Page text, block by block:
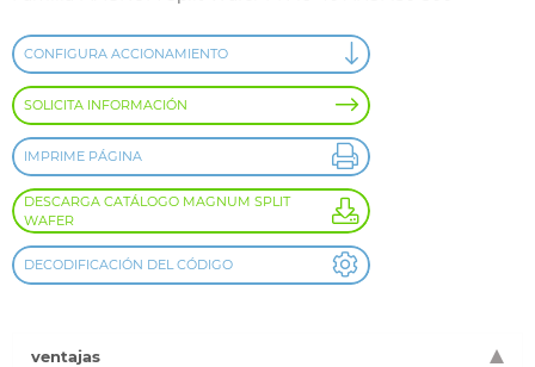
CONFIGURA ACCIONAMIENTO
SOLICITA INFORMACIÓN
IMPRIME PÁGINA
DESCARGA CATÁLOGO MAGNUM SPLIT
WAFER
DECODIFICACIÓN DEL CÓDIGO
ventajas